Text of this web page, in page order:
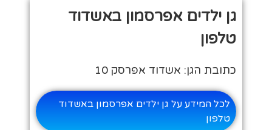
גן ילדים אפרסמון באשדוד
טלפון
כתובת הגן: אשדוד אפרסק 10
לכל המידע על גן ילדים אפרסמון באשדוד
טלפון